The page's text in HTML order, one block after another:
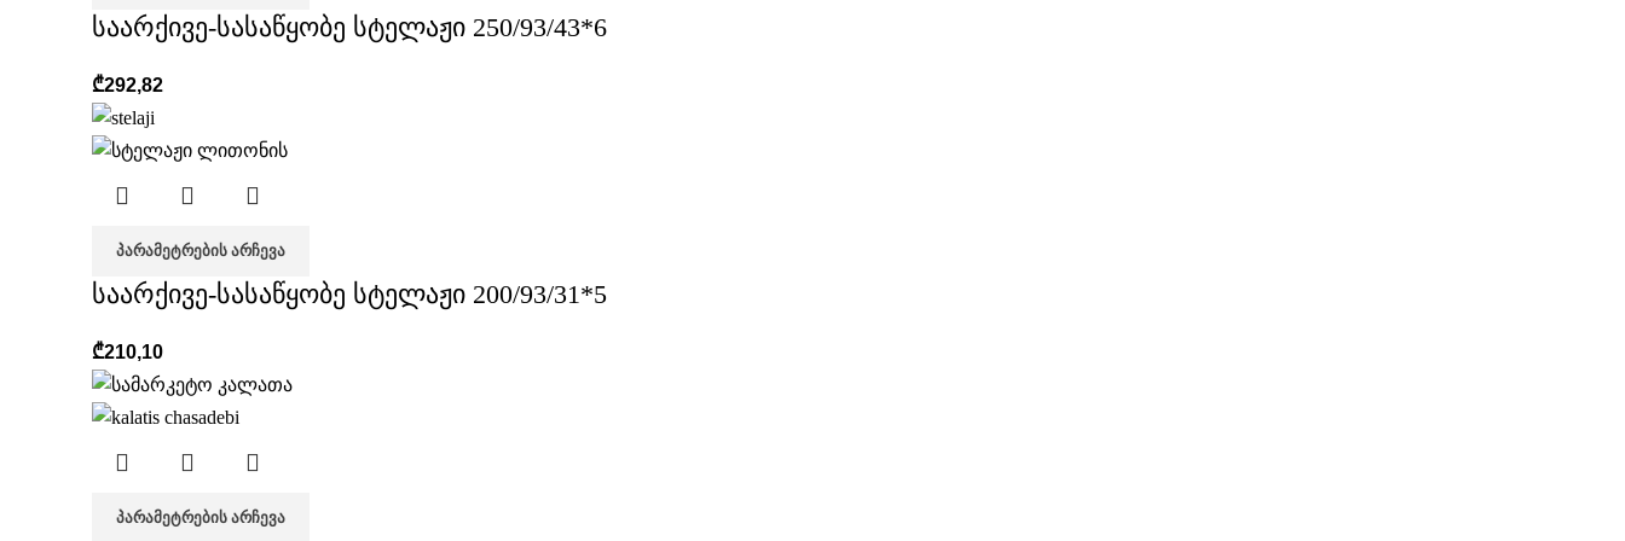
საარქივე-სასაწყობე სტელაჟი 250/93/43*6
₾292,82
ᲞᲐᲠᲐᲛᲔᲢᲠᲔᲑᲘᲡ ᲐᲠᲩᲔᲕᲐ
საარქივე-სასაწყობე სტელაჟი 200/93/31*5
₾210,10
ᲞᲐᲠᲐᲛᲔᲢᲠᲔᲑᲘᲡ ᲐᲠᲩᲔᲕᲐ